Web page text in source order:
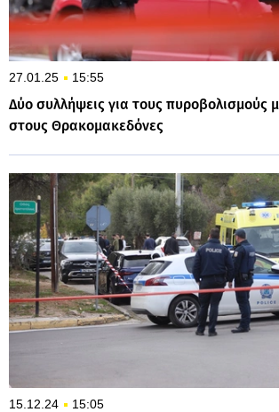
27.01.25 15:55
Δύο συλλήψεις για τους πυροβολισμούς
στους Θρακομακεδόνες
15.12.24 15:05